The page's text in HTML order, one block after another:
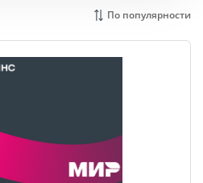
По популярности